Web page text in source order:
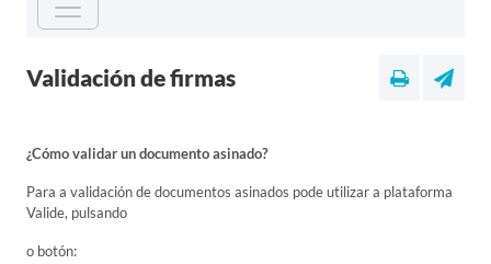
Validación de firmas
¿Cómo validar un documento asinado?
Para a validación de documentos asinados pode utilizar a plataforma
Valide, pulsando
o botón: